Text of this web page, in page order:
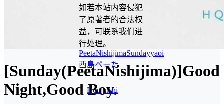
[Sunday(PeetaNishijima)]Good
Night,Good Boy.
如若本站内容侵犯
了原著者的合法权
益，可联系我们进
行处理。
PeetaNishijimaSundayyaoi
西島ペーた
Doujinshi